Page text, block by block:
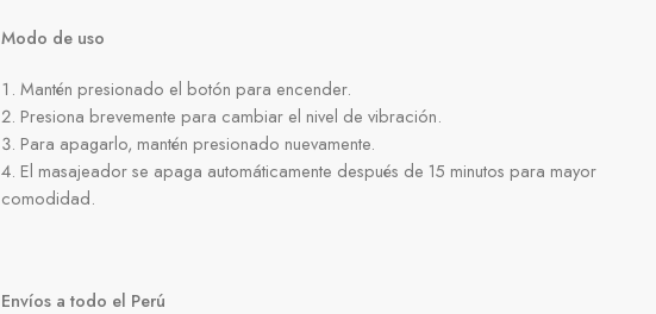
Modo de uso
Mantén presionado el botón para encender.
Presiona brevemente para cambiar el nivel de vibración.
Para apagarlo, mantén presionado nuevamente.
El masajeador se apaga automáticamente después de 15 minutos para mayor
comodidad.
Envíos a todo el Perú